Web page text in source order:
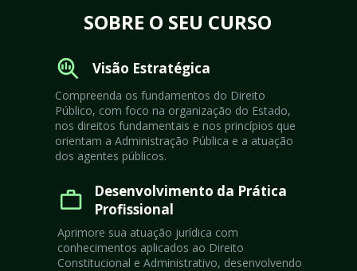
SOBRE O SEU CURSO
Visão Estratégica
Desenvolvimento da Prática
Profissional
Aprimore sua atuação jurídica com
conhecimentos aplicados ao Direito
Constitucional e Administrativo, desenvolvendo
Compreenda os fundamentos do Direito
Público, com foco na organização do Estado,
nos direitos fundamentais e nos princípios que
orientam a Administração Pública e a atuação
dos agentes públicos.